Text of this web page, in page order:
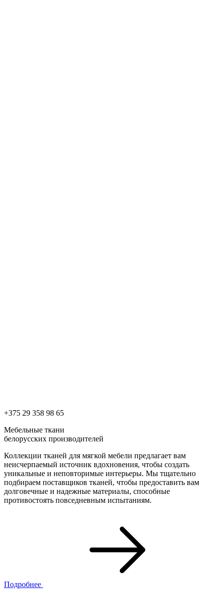
+375 29 358 98 65
Мебельные ткани
белорусских производителей
Коллекции тканей для мягкой мебели предлагает вам
неисчерпаемый источник вдохновения, чтобы создать
уникальные и неповторимые интерьеры. Мы тщательно
подбираем поставщиков тканей, чтобы предоставить вам
долговечные и надежные материалы, способные
противостоять повседневным испытаниям.
Подробнее